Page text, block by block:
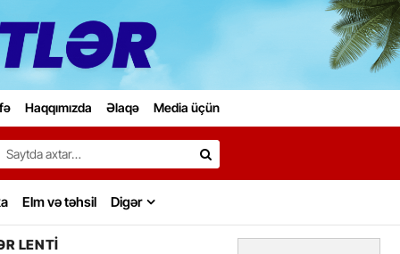
Haqqımızda Əlaqə Media üçün
Search…
Elm və təhsil Digər
LENTI